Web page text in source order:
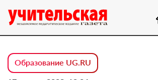
Образование UG.RU